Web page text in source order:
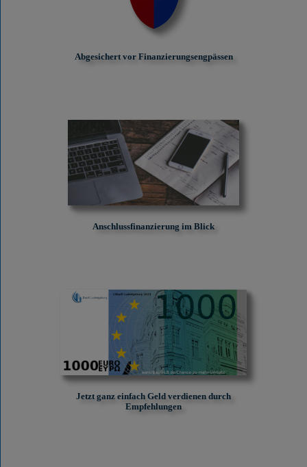
Abgesichert vor Finanzierungs­engpässen
Anschlussfinanzierung im Blick
Jetzt ganz einfach Geld verdienen durch
Empfehlungen